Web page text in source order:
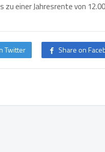
einer Jahresrente von
Twitter Share on